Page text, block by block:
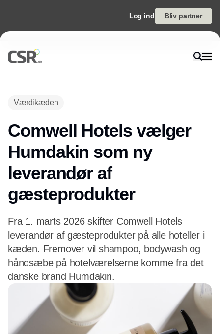
Log ind Bliv partner
Værdikæden
Comwell Hotels vælger
Humdakin som ny
leverandør af
gæsteprodukter
Fra 1. marts 2026 skifter Comwell Hotels
leverandør af gæsteprodukter på alle hoteller i
kæden. Fremover vil shampoo, bodywash og
håndsæbe på hotelværelserne komme fra det
danske brand Humdakin.